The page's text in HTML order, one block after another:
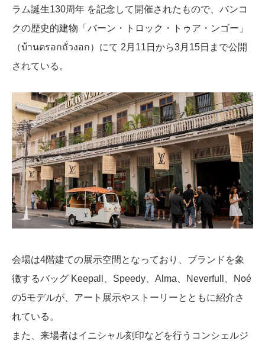
ラム誕生130周年 を記念して開催されたもので、バンコ
クの歴史的建物「バーン・トロック・トゥア・ンゴー」
（บ้านตรอกถั่วงอก）にて 2月11日から3月15日まで公開
されている。
会場は4階建ての展示空間となっており、ブランドを象
徴するバッグ Keepall、Speedy、Alma、Neverfull、Noé
の5モデルが、アート展示やストーリーとともに紹介さ
れている。
また、来場者はイニシャル刻印などを行うコンシェルジ